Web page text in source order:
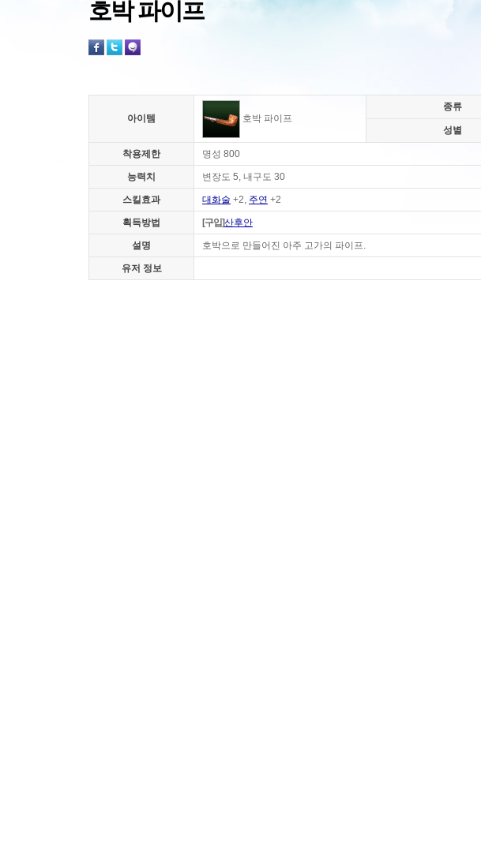
호박 파이프
아이템 호박 파이프
종류
성별
착용제한 명성 800
능력치 변장도 5, 내구도 30
스킬효과 대화술 +2, 주연 +2
획득방법 [구입]산후안
설명 호박으로 만들어진 아주 고가의 파이프.
유저 정보